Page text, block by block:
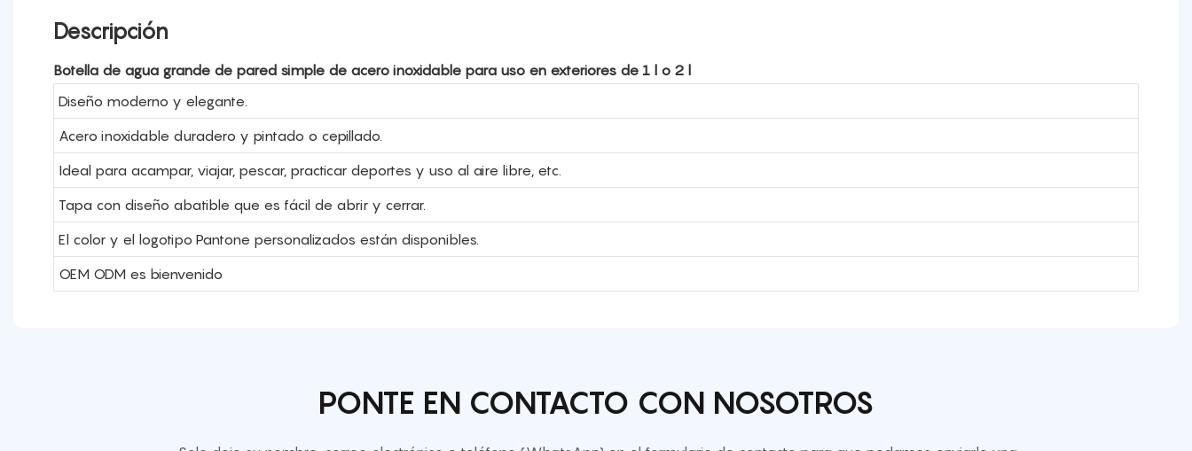
Descripción
Botella de agua grande de pared simple de acero inoxidable para uso en exteriores de 1 l o 2 l
Diseño moderno y elegante.
Acero inoxidable duradero y pintado o cepillado.
Ideal para acampar, viajar, pescar, practicar deportes y uso al aire libre, etc.
Tapa con diseño abatible que es fácil de abrir y cerrar.
El color y el logotipo Pantone personalizados están disponibles.
OEM ODM es bienvenido
PONTE EN CONTACTO CON NOSOTROS